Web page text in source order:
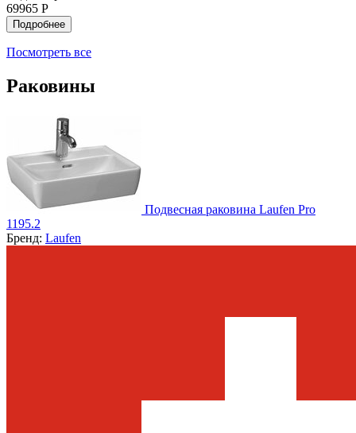
69965 Р
Подробнее
Посмотреть все
Раковины
Подвесная раковина Laufen Pro
1195.2
Бренд: Laufen